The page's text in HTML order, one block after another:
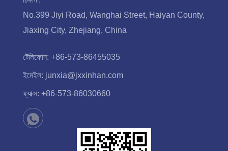
No.399 Jiyi Road, Wanghai Street, Haiyan County,
Jiaxing City, Zhejiang, China
টেলিফোন: +86-573-86455035
ইমেইল: junxia@jxxinhan.com
ফ্যাক্স: +86-573-86030660